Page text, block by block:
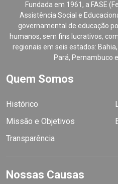
Fundada em 1961, a FASE
Assistência Social e
governamental de educação
humanos, sem fins lucrativos,
regionais em seis estados:
Pará, Pernambuco
Quem Somos
Histórico
Missão e Objetivos
Transparência
Nossas Causas